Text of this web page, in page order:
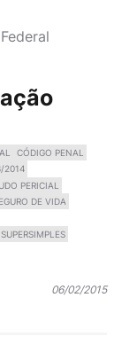
CÓDIGO PENAL
2014
PERICIAL
DE VIDA
SUPERSIMPLES
06/02/2015